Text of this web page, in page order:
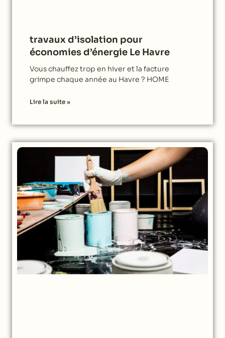
travaux d’isolation pour
économies d’énergie Le Havre
Vous chauffez trop en hiver et la facture
grimpe chaque année au Havre ? HOME
Lire la suite »